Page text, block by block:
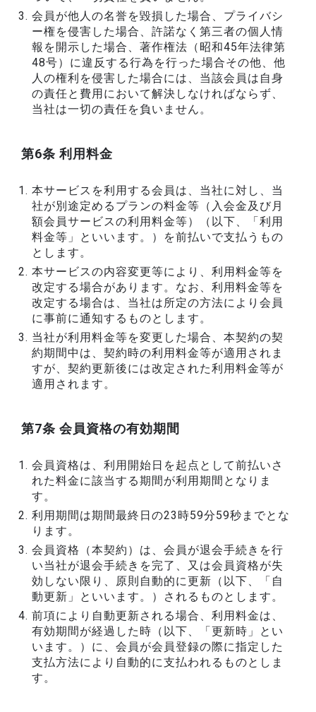
会員が他人の名誉を毀損した場合、プライバシ
ー権を侵害した場合、許諾なく第三者の個人情
報を開示した場合、著作権法（昭和45年法律第
48号）に違反する行為を行った場合その他、他
人の権利を侵害した場合には、当該会員は自身
の責任と費用において解決しなければならず、
当社は一切の責任を負いません。
第6条 利用料金
本サービスを利用する会員は、当社に対し、当
社が別途定めるプランの料金等（入会金及び月
額会員サービスの利用料金等）（以下、「利用
料金等」といいます。）を前払いで支払うもの
とします。
本サービスの内容変更等により、利用料金等を
改定する場合があります。なお、利用料金等を
改定する場合は、当社は所定の方法により会員
に事前に通知するものとします。
当社が利用料金等を変更した場合、本契約の契
約期間中は、契約時の利用料金等が適用されま
すが、契約更新後には改定された利用料金等が
適用されます。
第7条 会員資格の有効期間
会員資格は、利用開始日を起点として前払いさ
れた料金に該当する期間が利用期間となりま
す。
利用期間は期間最終日の23時59分59秒までとな
ります。
会員資格（本契約）は、会員が退会手続きを行
い当社が退会手続きを完了、又は会員資格が失
効しない限り、原則自動的に更新（以下、「自
動更新」といいます。）されるものとします。
前項により自動更新される場合、利用料金は、
有効期間が経過した時（以下、「更新時」とい
います。）に、会員が会員登録の際に指定した
支払方法により自動的に支払われるものとしま
す。